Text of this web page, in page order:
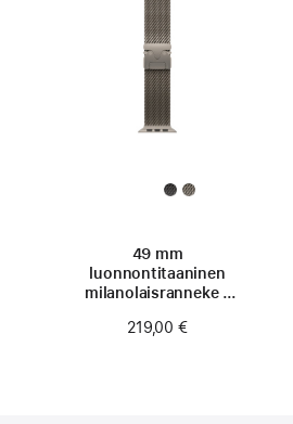
49 mm
luonnontitaaninen
milanolaisranneke -
219,00 €